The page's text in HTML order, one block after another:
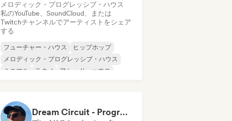
メロディック・プログレッシブ・ハウス
私のYouTube、SoundCloud、または
Twitchチャンネルでアーティストをシェア
する
フューチャー・ハウス
ヒップホップ
メロディック・プログレッシブ・ハウス
ミニマル
テクノ
アシッド・ハウス
Dream Circuit - Progressive House and Beyond by Favna